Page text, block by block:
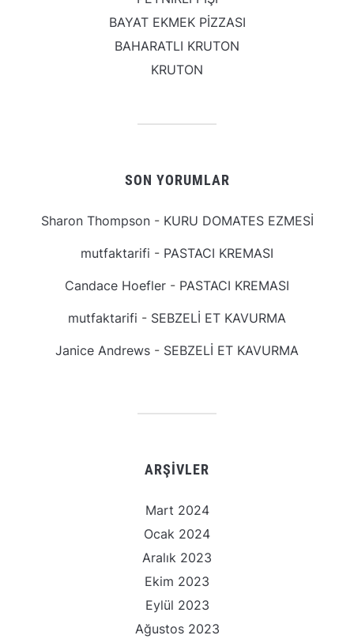
BAYAT EKMEK PİZZASI
BAHARATLI KRUTON
KRUTON
SON YORUMLAR
Sharon Thompson- KURU DOMATES EZMESİ
mutfaktarifi - PASTACI KREMASI
Candace Hoefler - PASTACI KREMASI
mutfaktarifi - SEBZELİ ET KAVURMA
Janice Andrews - SEBZELİ ET KAVURMA
ARŞIVLER
Mart 2024
Ocak 2024
Aralık 2023
Ekim 2023
Eylül 2023
Ağustos 2023